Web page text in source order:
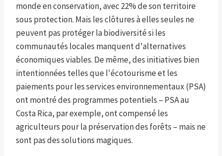
monde en conservation, avec 22% de son territoire
sous protection. Mais les clôtures à elles seules ne
peuvent pas protéger la biodiversité si les
communautés locales manquent d'alternatives
économiques viables. De même, des initiatives bien
intentionnées telles que l'écotourisme et les
paiements pour les services environnementaux (PSA)
ont montré des programmes potentiels – PSA au
Costa Rica, par exemple, ont compensé les
agriculteurs pour la préservation des forêts – mais ne
sont pas des solutions magiques.